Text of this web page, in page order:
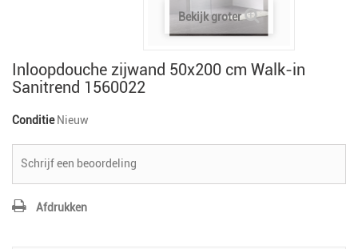
Bekijk groter
Inloopdouche zijwand 50x200 cm Walk-in
Sanitrend 1560022
Conditie Nieuw
Schrijf een beoordeling
Afdrukken